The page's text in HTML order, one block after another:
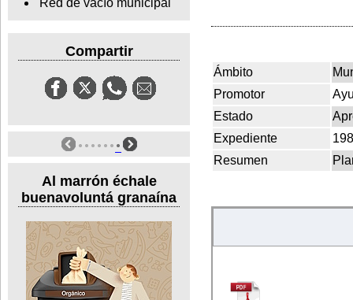
Red de vacío municipal
Compartir
Al marrón échale
buenavoluntá granaína
Ámbito
Promotor
Estado
Expediente
Resumen